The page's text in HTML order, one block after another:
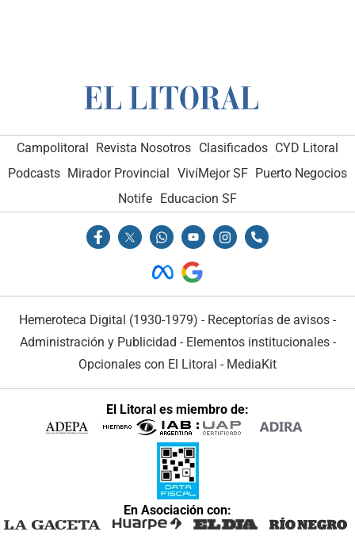
Campolitoral Revista Nosotros Clasificados CYD Litoral
Podcasts Mirador Provincial VivíMejor SF Puerto Negocios
Notife Educacion SF
Hemeroteca Digital (1930-1979) - Receptorías de avisos -
Administración y Publicidad - Elementos institucionales-
Opcionales con El Litoral - MediaKit
El Litoral es miembro de:
En Asociación con: